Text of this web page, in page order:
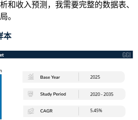
和收入预测，我需要完整的数据表、
。
本